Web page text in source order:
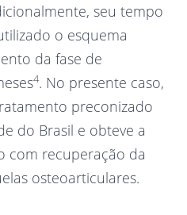
seu tempo
o esquema
da fase de
4. No presente caso,
preconizado
do Brasil e obteve a
com recuperação da
osteoarticulares.